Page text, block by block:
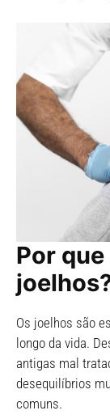
Por
Os joelhos são
longo da vida.
antigas mal
desequilíbrios
comuns.